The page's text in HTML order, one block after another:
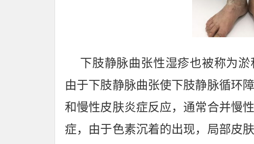
下肢静脉曲张性湿疹也被称为淤
由于下肢静脉曲张使下肢静脉循环
和慢性皮肤炎症反应，通常合并慢
症，由于色素沉着的出现，局部皮